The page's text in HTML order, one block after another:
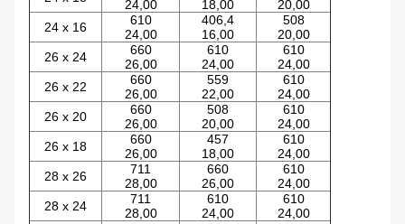
24,00 18,00
20,00
24 x 16
610
24,00
406,4
16,00
508
20,00
26 x 24
660
26,00
610
24,00
610
24,00
26 x 22
660
26,00
559
22,00
610
24,00
26 x 20
660
26,00
508
20,00
610
24,00
26 x 18
660
26,00
457
18,00
610
24,00
28 x 26
711
28,00
660
26,00
610
24,00
28 x 24
711
28,00
610
24,00
610
24,00